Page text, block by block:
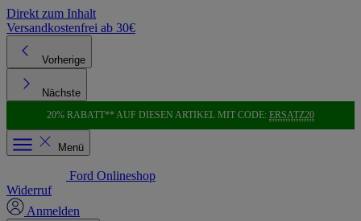
Direkt zum Inhalt
Versandkostenfrei ab 30€
Vorherige
Nächste
20% RABATT** AUF DIESEN ARTIKEL MIT CODE: ERSATZ20
Menü
Ford Onlineshop
Widerruf
Anmelden